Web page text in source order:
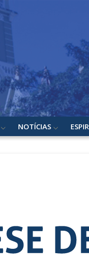
NOTÍCIAS